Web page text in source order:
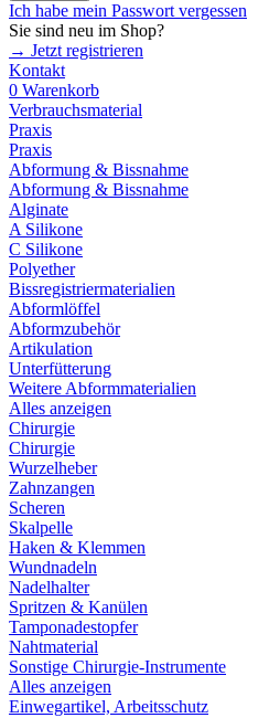
Ich habe mein Passwort vergessen
Sie sind neu im Shop?
→ Jetzt registrieren
Kontakt
0 Warenkorb
Verbrauchsmaterial
Praxis
Praxis
Abformung & Bissnahme
Abformung & Bissnahme
Alginate
A Silikone
C Silikone
Polyether
Bissregistriermaterialien
Abformlöffel
Abformzubehör
Artikulation
Unterfütterung
Weitere Abformmaterialien
Alles anzeigen
Chirurgie
Chirurgie
Wurzelheber
Zahnzangen
Scheren
Skalpelle
Haken & Klemmen
Wundnadeln
Nadelhalter
Spritzen & Kanülen
Tamponadestopfer
Nahtmaterial
Sonstige Chirurgie-Instrumente
Alles anzeigen
Einwegartikel, Arbeitsschutz